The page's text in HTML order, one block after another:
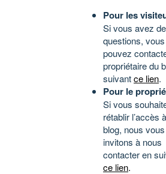
Pour les
Si vous avez
questions, vous
pouvez
propriétaire du
suivantce lien.
Pour le
Si vous
rétablir l’accès
blog, nous vous
invitons à nous
contacter en
ce lien.